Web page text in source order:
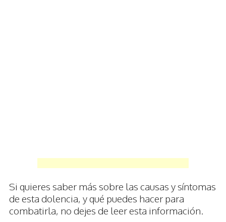
Si quieres saber más sobre las causas y síntomas
de esta dolencia, y qué puedes hacer para
combatirla, no dejes de leer esta información.